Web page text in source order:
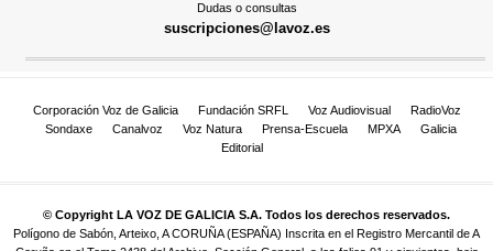
Dudas o consultas
suscripciones@lavoz.es
Corporación Voz de Galicia Fundación SRFL Voz Audiovisual
RadioVoz
Sondaxe
Canalvoz Voz Natura Prensa-Escuela MPXA
Galicia
Editorial
© Copyright LA VOZ DE GALICIA S.A. Todos los derechos reservados.
Polígono de Sabón, Arteixo, A CORUÑA (ESPAÑA) Inscrita en el Registro Mercantil de A